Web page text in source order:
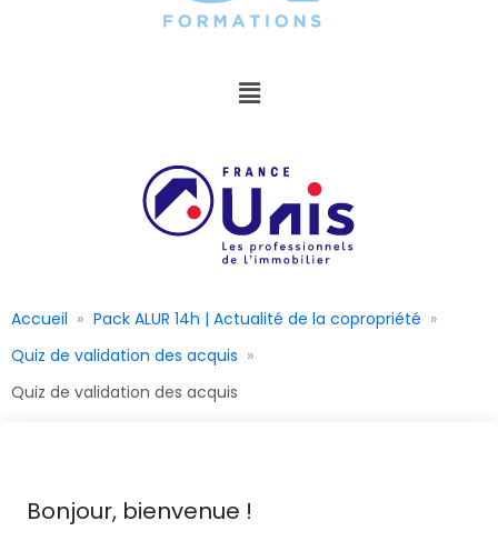
Accueil
Pack ALUR 14h | Actualité de la copropriété
Quiz de validation des acquis
Quiz de validation des acquis
Bonjour, bienvenue !